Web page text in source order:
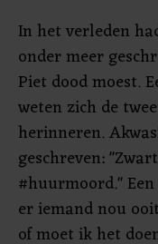
In het verleden
onder meer
Piet dood moest.
weten zich de
herinneren.
geschreven:
#huurmoord."
er iemand nou
of moet ik het